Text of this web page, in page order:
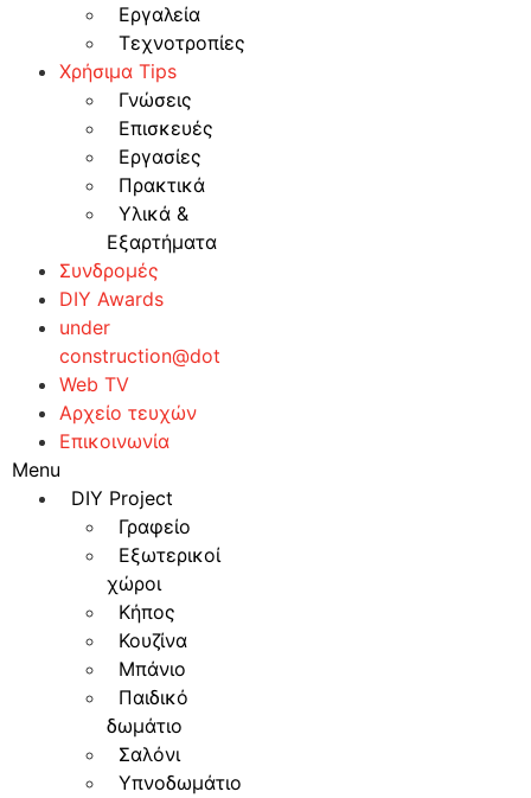
Εργαλεία
Τεχνοτροπίες
Χρήσιμα Tips
Γνώσεις
Επισκευές
Εργασίες
Πρακτικά
Υλικά &
Εξαρτήματα
Συνδρομές
DIY Awards
under
construction@dot
Web TV
Αρχείο τευχών
Επικοινωνία
Menu
DIY Project
Γραφείο
Εξωτερικοί
χώροι
Κήπος
Κουζίνα
Μπάνιο
Παιδικό
δωμάτιο
Σαλόνι
Υπνοδωμάτιο